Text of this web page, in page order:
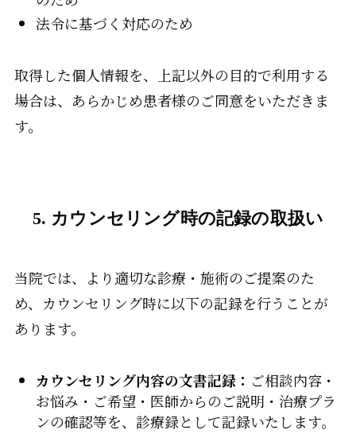
法令に基づく対応のため
取得した個人情報を、上記以外の目的で利用する
場合は、あらかじめ患者様のご同意をいただきま
す。
5. カウンセリング時の記録の取扱い
当院では、より適切な診療・施術のご提案のた
め、カウンセリング時に以下の記録を行うことが
あります。
カウンセリング内容の文書記録： ご相談内容・
お悩み・ご希望・医師からのご説明・治療プラ
ンの確認等を、診療録として記録いたします。